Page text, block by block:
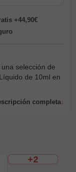
+44,90€
selección de
de 10ml en
completa
+2